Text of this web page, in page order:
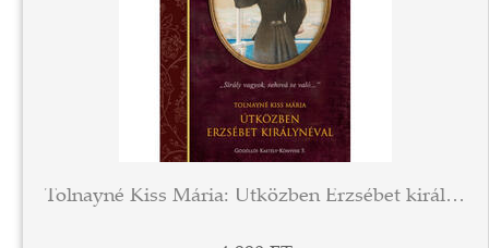
Tolnayné Kiss Mária: Útközben Erzsébet királynéval